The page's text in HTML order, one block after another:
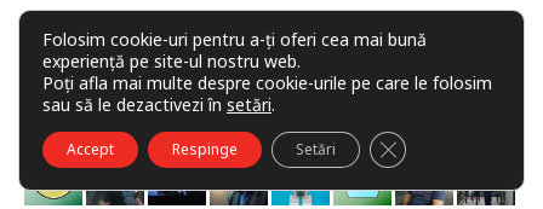
COMUNITATE
Folosim cookie-uri pentru a-ți oferi cea mai bună
experiență pe site-ul nostru web.
Poți afla mai multe despre cookie-urile pe care le folosim
sau să le dezactivezi în setări.
Accept Respinge Setări CLOSE GDPR